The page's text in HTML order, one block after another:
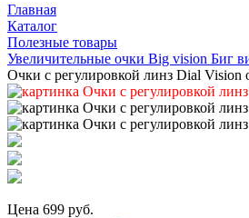
Главная
Каталог
Полезные товары
Увеличительные очки Big vision Биг
Очки с регулировкой линз Dial Vision
Цена 699 руб.